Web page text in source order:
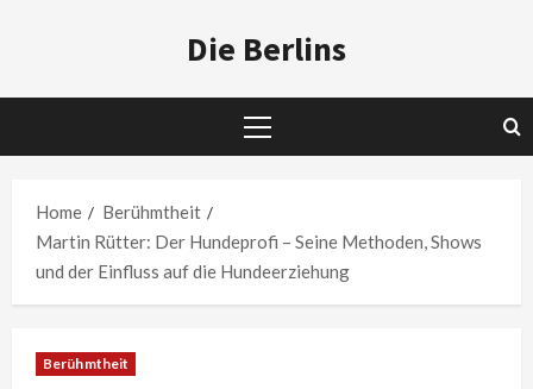
Die Berlins
Primary
Home
Berühmtheit
Martin Rütter: Der Hundeprofi – Seine Methoden, Shows
und der Einfluss auf die Hundeerziehung
Berühmtheit